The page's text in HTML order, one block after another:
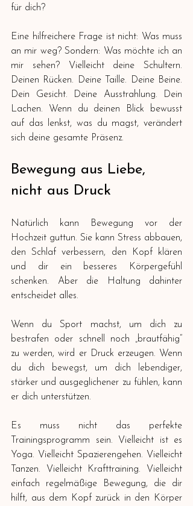
für dich?
Eine hilfreichere Frage ist nicht: Was muss
an mir weg? Sondern: Was möchte ich an
mir sehen? Vielleicht deine Schultern.
Deinen Rücken. Deine Taille. Deine Beine.
Dein Gesicht. Deine Ausstrahlung. Dein
Lachen. Wenn du deinen Blick bewusst
auf das lenkst, was du magst, verändert
sich deine gesamte Präsenz.
Bewegung aus Liebe,
nicht aus Druck
Natürlich kann Bewegung vor der
Hochzeit guttun. Sie kann Stress abbauen,
den Schlaf verbessern, den Kopf klären
und dir ein besseres Körpergefühl
schenken. Aber die Haltung dahinter
entscheidet alles.
Wenn du Sport machst, um dich zu
bestrafen oder schnell noch „brautfähig“
zu werden, wird er Druck erzeugen. Wenn
du dich bewegst, um dich lebendiger,
stärker und ausgeglichener zu fühlen, kann
er dich unterstützen.
Es muss nicht das perfekte
Trainingsprogramm sein. Vielleicht ist es
Yoga. Vielleicht Spazierengehen. Vielleicht
Tanzen. Vielleicht Krafttraining. Vielleicht
einfach regelmäßige Bewegung, die dir
hilft, aus dem Kopf zurück in den Körper